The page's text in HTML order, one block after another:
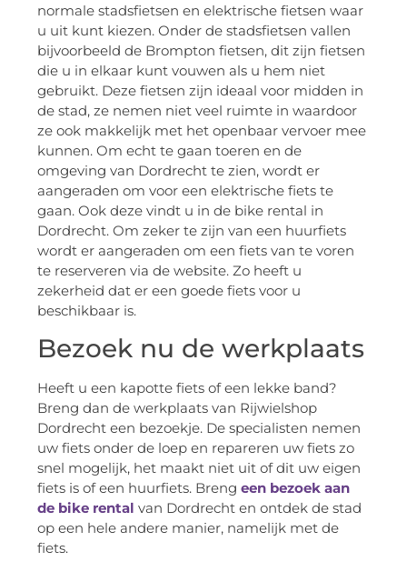
normale stadsfietsen en elektrische fietsen waar
u uit kunt kiezen. Onder de stadsfietsen vallen
bijvoorbeeld de Brompton fietsen, dit zijn fietsen
die u in elkaar kunt vouwen als u hem niet
gebruikt. Deze fietsen zijn ideaal voor midden in
de stad, ze nemen niet veel ruimte in waardoor
ze ook makkelijk met het openbaar vervoer mee
kunnen. Om echt te gaan toeren en de
omgeving van Dordrecht te zien, wordt er
aangeraden om voor een elektrische fiets te
gaan. Ook deze vindt u in de bike rental in
Dordrecht. Om zeker te zijn van een huurfiets
wordt er aangeraden om een fiets van te voren
te reserveren via de website. Zo heeft u
zekerheid dat er een goede fiets voor u
beschikbaar is.
Bezoek nu de werkplaats
Heeft u een kapotte fiets of een lekke band?
Breng dan de werkplaats van Rijwielshop
Dordrecht een bezoekje. De specialisten nemen
uw fiets onder de loep en repareren uw fiets zo
snel mogelijk, het maakt niet uit of dit uw eigen
fiets is of een huurfiets. Breng een bezoek aan
de bike rental van Dordrecht en ontdek de stad
op een hele andere manier, namelijk met de
fiets.